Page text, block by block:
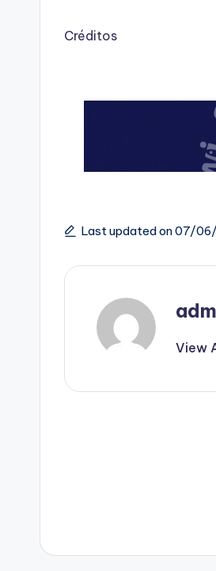
Créditos
Last updated on 07/
View